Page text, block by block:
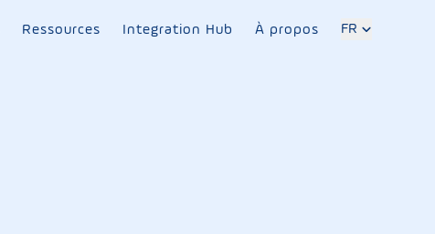
Ressources Integration Hub À propos FR